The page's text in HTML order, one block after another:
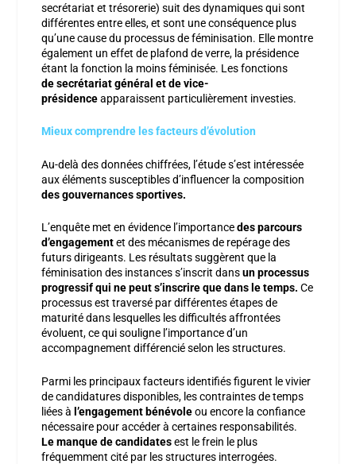
secrétariat et trésorerie) suit des dynamiques qui sont
différentes entre elles, et sont une conséquence plus
qu’une cause du processus de féminisation. Elle montre
également un effet de plafond de verre, la présidence
étant la fonction la moins féminisée. Les fonctions
de secrétariat général et de vice-
présidenceapparaissent particulièrement investies.
Mieux comprendre les facteurs d’évolution
Au-delà des données chiffrées, l’étude s’est intéressée
aux éléments susceptibles d’influencer la composition
des gouvernances sportives.
L’enquête met en évidence l’importancedes parcours
d’engagementet des mécanismes de repérage des
futurs dirigeants. Les résultats suggèrent que la
féminisation des instances s’inscrit dansun processus
progressif qui ne peut s’inscrire que dans le temps. Ce
processus est traversé par différentes étapes de
maturité dans lesquelles les difficultés affrontées
évoluent, ce qui souligne l’importance d’un
accompagnement différencié selon les structures.
Parmi les principaux facteurs identifiés figurent levivier
de candidatures disponibles, les contraintes de temps
liées àl’engagement bénévoleou encore la confiance
nécessaire pour accéder à certaines responsabilités.
Le manque de candidatesest le frein le plus
fréquemment cité par les structures interrogées.